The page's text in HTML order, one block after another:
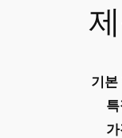
기본
특
가